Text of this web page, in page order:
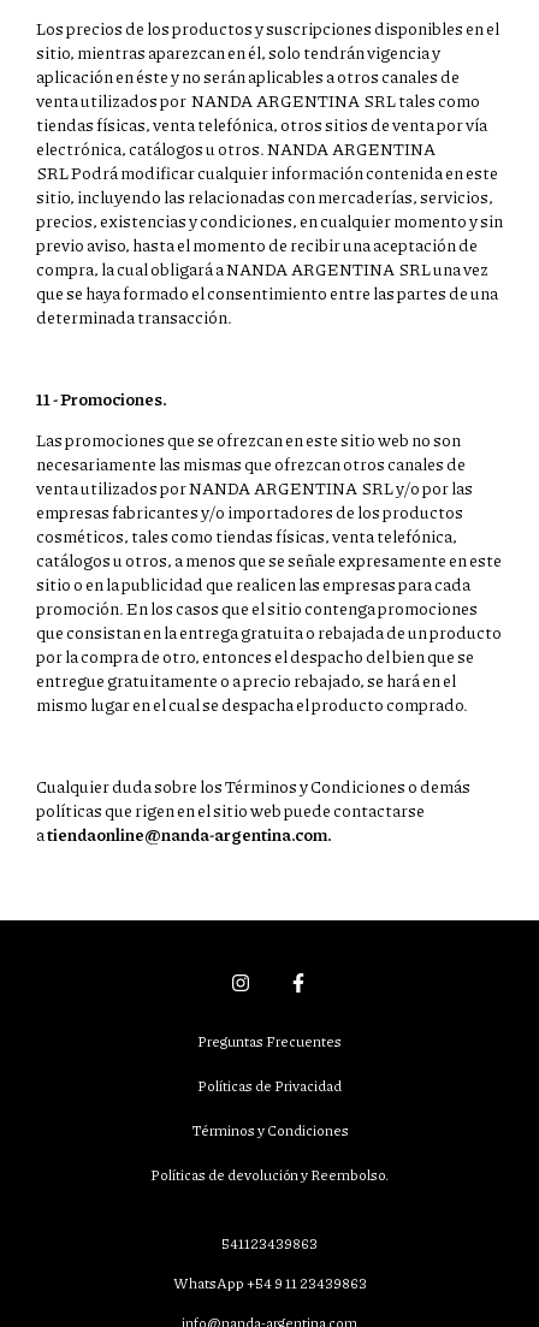
Los precios de los productos y suscripciones disponibles en el
sitio, mientras aparezcan en él, solo tendrán vigencia y
aplicación en éste y no serán aplicables a otros canales de
venta utilizados por NANDA ARGENTINA SRL tales como
tiendas físicas, venta telefónica, otros sitios de venta por vía
electrónica, catálogos u otros. NANDA ARGENTINA
SRL Podrá modificar cualquier información contenida en este
sitio, incluyendo las relacionadas con mercaderías, servicios,
precios, existencias y condiciones, en cualquier momento y sin
previo aviso, hasta el momento de recibir una aceptación de
compra, la cual obligará a NANDA ARGENTINA SRL una vez
que se haya formado el consentimiento entre las partes de una
determinada transacción.
11 - Promociones.
Las promociones que se ofrezcan en este sitio web no son
necesariamente las mismas que ofrezcan otros canales de
venta utilizados por NANDA ARGENTINA SRL y/o por las
empresas fabricantes y/o importadores de los productos
cosméticos, tales como tiendas físicas, venta telefónica,
catálogos u otros, a menos que se señale expresamente en este
sitio o en la publicidad que realicen las empresas para cada
promoción. En los casos que el sitio contenga promociones
que consistan en la entrega gratuita o rebajada de un producto
por la compra de otro, entonces el despacho del bien que se
entregue gratuitamente o a precio rebajado, se hará en el
mismo lugar en el cual se despacha el producto comprado.
Cualquier duda sobre los Términos y Condiciones o demás
políticas que rigen en el sitio web puede contactarse
atiendaonline@nanda-argentina.com.
Preguntas Frecuentes
Políticas de Privacidad
Términos y Condiciones
Políticas de devolución y Reembolso.
541123439863
WhatsApp +54 9 11 23439863
info@nanda-argentina.com